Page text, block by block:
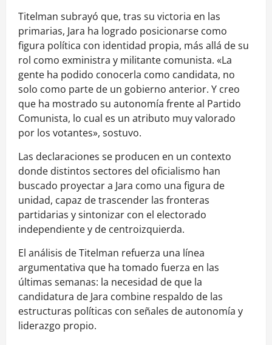
Titelman subrayó que, tras su victoria en las
primarias, Jara ha logrado posicionarse como
figura política con identidad propia, más allá de su
rol como exministra y militante comunista. «La
gente ha podido conocerla como candidata, no
solo como parte de un gobierno anterior. Y creo
que ha mostrado su autonomía frente al Partido
Comunista, lo cual es un atributo muy valorado
por los votantes», sostuvo.
Las declaraciones se producen en un contexto
donde distintos sectores del oficialismo han
buscado proyectar a Jara como una figura de
unidad, capaz de trascender las fronteras
partidarias y sintonizar con el electorado
independiente y de centroizquierda.
El análisis de Titelman refuerza una línea
argumentativa que ha tomado fuerza en las
últimas semanas: la necesidad de que la
candidatura de Jara combine respaldo de las
estructuras políticas con señales de autonomía y
liderazgo propio.